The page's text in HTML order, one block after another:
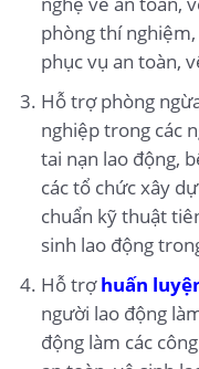
phòng thí
phục vụ an toàn,
Hỗ trợ phòng
nghiệp trong các
tai nạn lao động,
các tổ chức xây
chuẩn kỹ thuật
sinh lao động
Hỗ trợhuấn
người lao động
động làm các